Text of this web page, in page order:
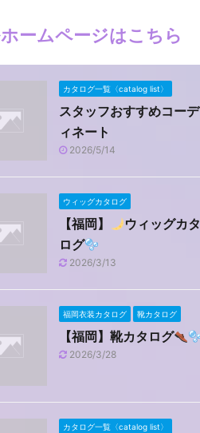
ホームページはこちら
カタログ一覧〈catalog list〉
スタッフおすすめコーデ
ィネート
2026/5/14
ウィッグカタログ
【福岡】
ウィッグカタ
ログ
2026/3/13
福岡衣装カタログ 靴カタログ
【福岡】靴カタログ
2026/3/28
カタログ一覧〈catalog list〉